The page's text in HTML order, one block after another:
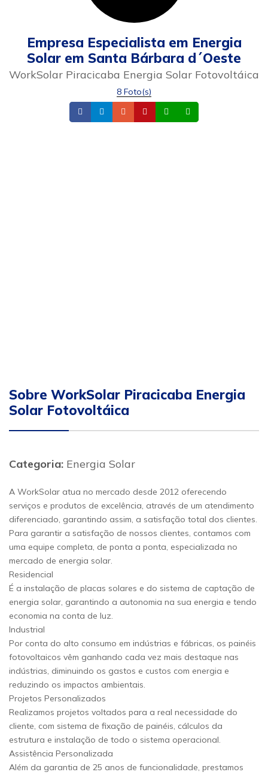
Empresa Especialista em Energia
Solar em Santa Bárbara d´Oeste
WorkSolar Piracicaba Energia Solar Fotovoltáica
8 Foto(s)
FacebookInstagram
Email Site Whatsapp
Sobre WorkSolar Piracicaba Energia
Solar Fotovoltáica
Categoria: Energia Solar
A WorkSolar atua no mercado desde 2012 oferecendo
serviços e produtos de excelência, através de um atendimento
diferenciado, garantindo assim, a satisfação total dos clientes.
Para garantir a satisfação de nossos clientes, contamos com
uma equipe completa, de ponta a ponta, especializada no
mercado de energia solar.
Residencial
É a instalação de placas solares e do sistema de captação de
energia solar, garantindo a autonomia na sua energia e tendo
economia na conta de luz.
Industrial
Por conta do alto consumo em indústrias e fábricas, os painéis
fotovoltaicos vêm ganhando cada vez mais destaque nas
indústrias, diminuindo os gastos e custos com energia e
reduzindo os impactos ambientais.
Projetos Personalizados
Realizamos projetos voltados para a real necessidade do
cliente, com sistema de fixação de painéis, cálculos da
estrutura e instalação de todo o sistema operacional.
Assistência Personalizada
Além da garantia de 25 anos de funcionalidade, prestamos